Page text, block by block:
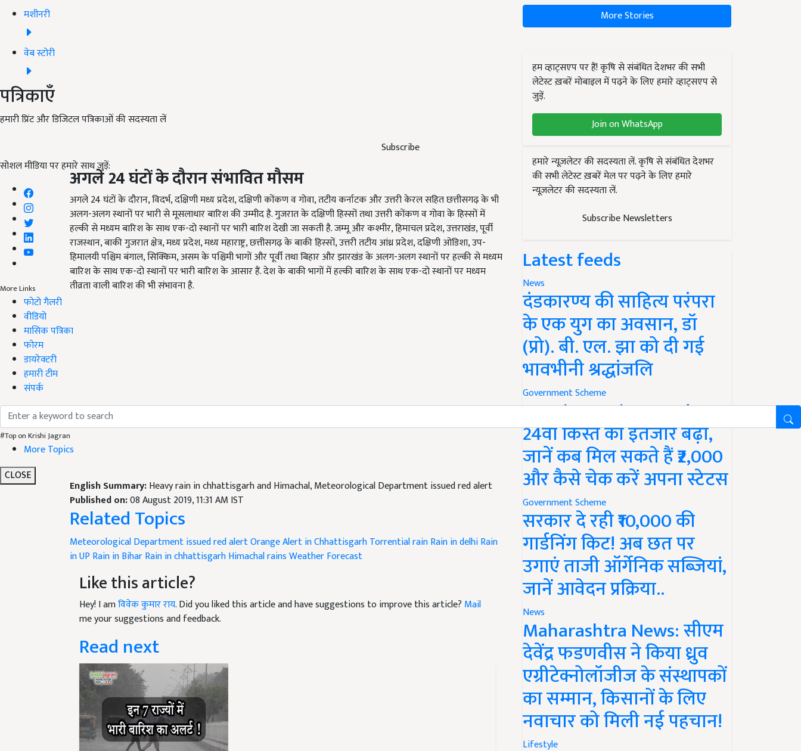
मशीनरी
वेब स्टोरी
पत्रिकाएँ
हमारी प्रिंट और डिजिटल पत्रिकाओं की सदस्यता लें
Subscribe
सोशल मीडिया पर हमारे साथ जुड़ें:
More Links
फोटो गैलरी
वीडियो
मासिक पत्रिका
फोरम
डायरेक्टरी
हमारी टीम
संपर्क
#Top on Krishi Jagran
More Topics
CLOSE
अगले24घंटों के दौरान संभावित मौसम
अगले 24 घंटों के दौरान, विदर्भ, दक्षिणी मध्य प्रदेश, दक्षिणी कोंकण व गोवा, तटीय कर्नाटक और उत्तरी केरल सहित छत्तीसगढ़ के भी
अलग-अलग स्थानों पर भारी से मूसलाधार बारिश की उम्मीद है. गुजरात के दक्षिणी हिस्सों तथा उत्तरी कोंकण व गोवा के हिस्सों में
हल्की से मध्यम बारिश के साथ एक-दो स्थानों पर भारी बारिश देखी जा सकती है. जम्मू और कश्मीर, हिमाचल प्रदेश, उत्तराखंड, पूर्वी
राजस्थान, बाकी गुजरात क्षेत्र, मध्य प्रदेश, मध्य महाराष्ट्र, छत्तीसगढ़ के बाकी हिस्सों, उत्तरी तटीय आंध्र प्रदेश, दक्षिणी ओडिशा, उप-
हिमालयी पश्चिम बंगाल, सिक्किम, असम के पश्चिमी भागों और पूर्वी तथा बिहार और झारखंड के अलग-अलग स्थानों पर हल्की से मध्यम
बारिश के साथ एक-दो स्थानों पर भारी बारिश के आसार हैं. देश के बाकी भागों में हल्की बारिश के साथ एक-दो स्थानों पर मध्यम
तीव्रता वाली बारिश की भी संभावना है.
English Summary:Heavy rain in chhattisgarh and Himachal, Meteorological Department issued red alert
Published on:08 August 2019, 11:31 AM IST
Related Topics
Meteorological Department issued red alertOrange Alert in ChhattisgarhTorrential rainRain in delhiRain
in UPRain in BiharRain in chhattisgarhHimachal rains Weather Forecast
Like this article?
Hey! I amविवेक कुमार राय. Did you liked this article and have suggestions to improve this article? Mail
me your suggestions and feedback.
Read next
More Stories
हम व्हाट्सएप पर हैं! कृषि से संबंधित देशभर की सभी
लेटेस्ट ख़बरें मोबाइल में पढ़ने के लिए हमारे व्हाट्सएप से
जुड़ें.
Join on WhatsApp
हमारे न्यूज़लेटर की सदस्यता लें. कृषि से संबंधित देशभर
की सभी लेटेस्ट ख़बरें मेल पर पढ़ने के लिए हमारे
न्यूज़लेटर की सदस्यता लें.
Subscribe Newsletters
Latest feeds
News
दंडकारण्य की साहित्य परंपरा
के एक युग का अवसान, डॉ
(प्रो). बी. एल. झा को दी गई
भावभीनी श्रद्धांजलि
Government Scheme
PM Kisan Yojana Update:
24वीं किस्त का इंतजार बढ़ा,
जानें कब मिल सकते हैं ₹2,000
और कैसे चेक करें अपना स्टेटस
Government Scheme
सरकार दे रही ₹10,000 की
गार्डनिंग किट! अब छत पर
उगाएं ताजी ऑर्गेनिक सब्जियां,
जानें आवेदन प्रक्रिया..
News
Maharashtra News: सीएम
देवेंद्र फडणवीस ने किया ध्रुव
एग्रीटेक्नोलॉजीज के संस्थापकों
का सम्मान, किसानों के लिए
नवाचार को मिली नई पहचान!
Lifestyle